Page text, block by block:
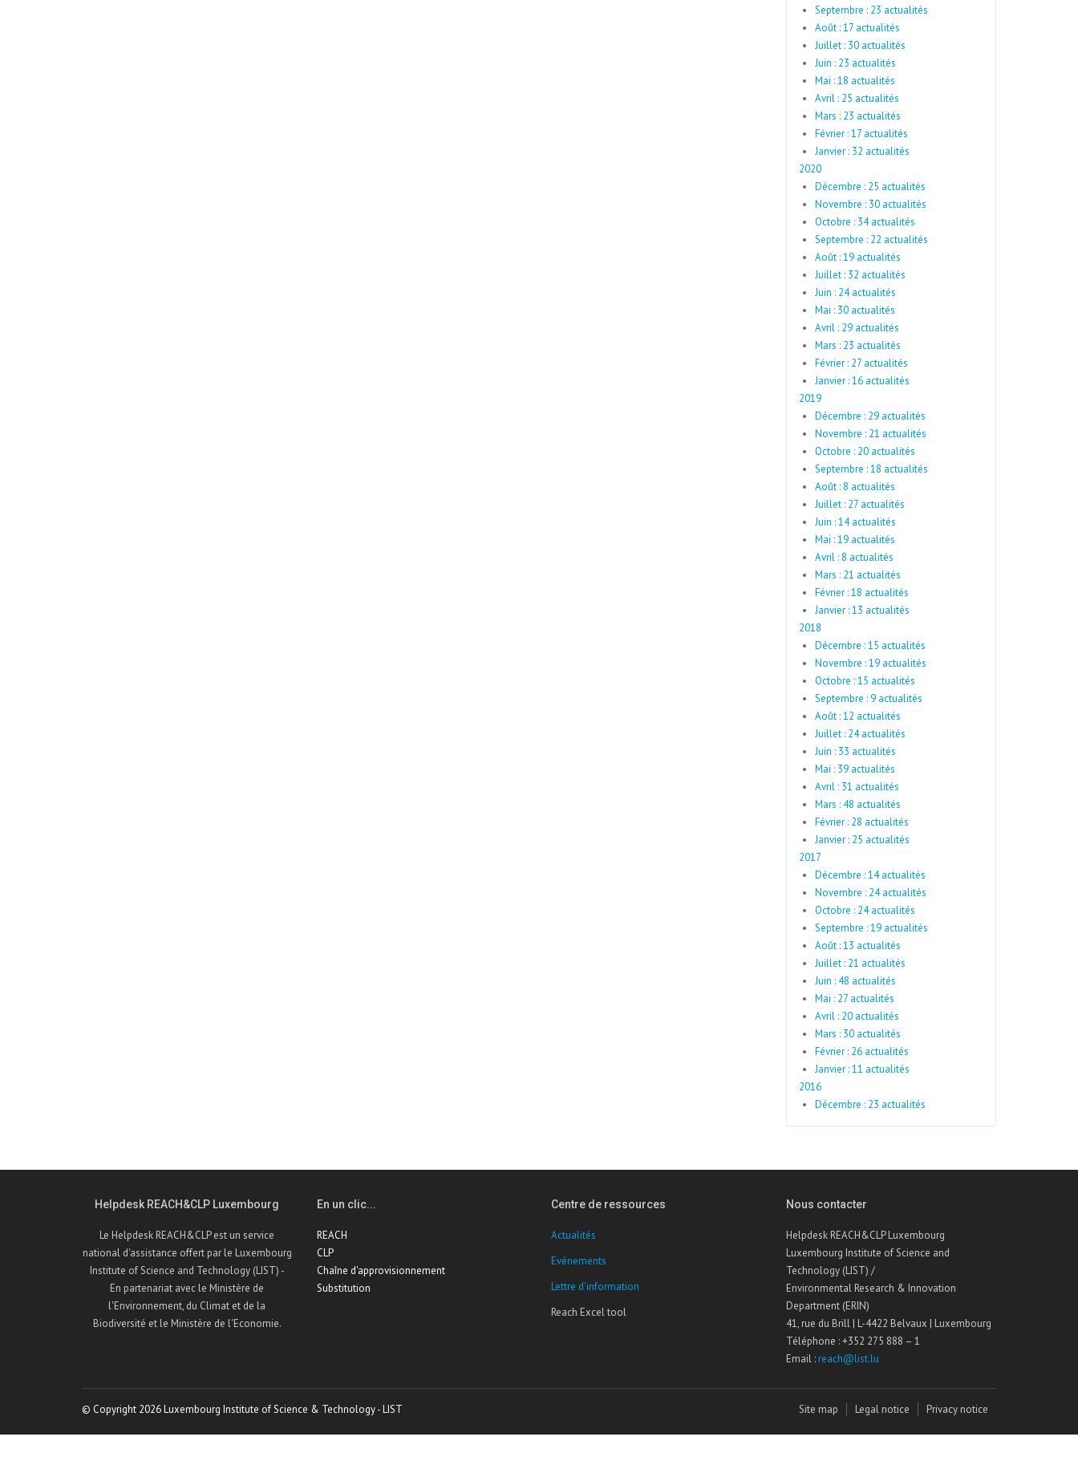
Septembre : 23 actualités
Août : 17 actualités
Juillet : 30 actualités
Juin : 23 actualités
Mai : 18 actualités
Avril : 25 actualités
Mars : 23 actualités
Février : 17 actualités
Janvier : 32 actualités
2020
Décembre : 25 actualités
Novembre : 30 actualités
Octobre : 34 actualités
Septembre : 22 actualités
Août : 19 actualités
Juillet : 32 actualités
Juin : 24 actualités
Mai : 30 actualités
Avril : 29 actualités
Mars : 23 actualités
Février : 27 actualités
Janvier : 16 actualités
2019
Décembre : 29 actualités
Novembre : 21 actualités
Octobre : 20 actualités
Septembre : 18 actualités
Août : 8 actualités
Juillet : 27 actualités
Juin : 14 actualités
Mai : 19 actualités
Avril : 8 actualités
Mars : 21 actualités
Février : 18 actualités
Janvier : 13 actualités
2018
Décembre : 15 actualités
Novembre : 19 actualités
Octobre : 15 actualités
Septembre : 9 actualités
Août : 12 actualités
Juillet : 24 actualités
Juin : 33 actualités
Mai : 39 actualités
Avril : 31 actualités
Mars : 48 actualités
Février : 28 actualités
Janvier : 25 actualités
2017
Décembre : 14 actualités
Novembre : 24 actualités
Octobre : 24 actualités
Septembre : 19 actualités
Août : 13 actualités
Juillet : 21 actualités
Juin : 48 actualités
Mai : 27 actualités
Avril : 20 actualités
Mars : 30 actualités
Février : 26 actualités
Janvier : 11 actualités
2016
Décembre : 23 actualités
Helpdesk REACH&CLP Luxembourg
Le Helpdesk REACH&CLP est un service
national d'assistance offert par le Luxembourg
Institute of Science and Technology (LIST) -
En partenariat avec le Ministère de
l'Environnement, du Climat et de la
Biodiversité et le Ministère de l'Economie.
En un clic...
REACH
CLP
Chaîne d'approvisionnement
Substitution
Centre de ressources
Actualités
Evénements
Lettre d'information
Reach Excel tool
Nous contacter
Helpdesk REACH&CLP Luxembourg
Luxembourg Institute of Science and
Technology (LIST) /
Environmental Research & Innovation
Department (ERIN)
41, rue du Brill | L-4422 Belvaux | Luxembourg
Téléphone : +352 275 888 – 1
Email : reach@list.lu
© Copyright 2026 Luxembourg Institute of Science & Technology - LIST Site map Legal notice Privacy notice